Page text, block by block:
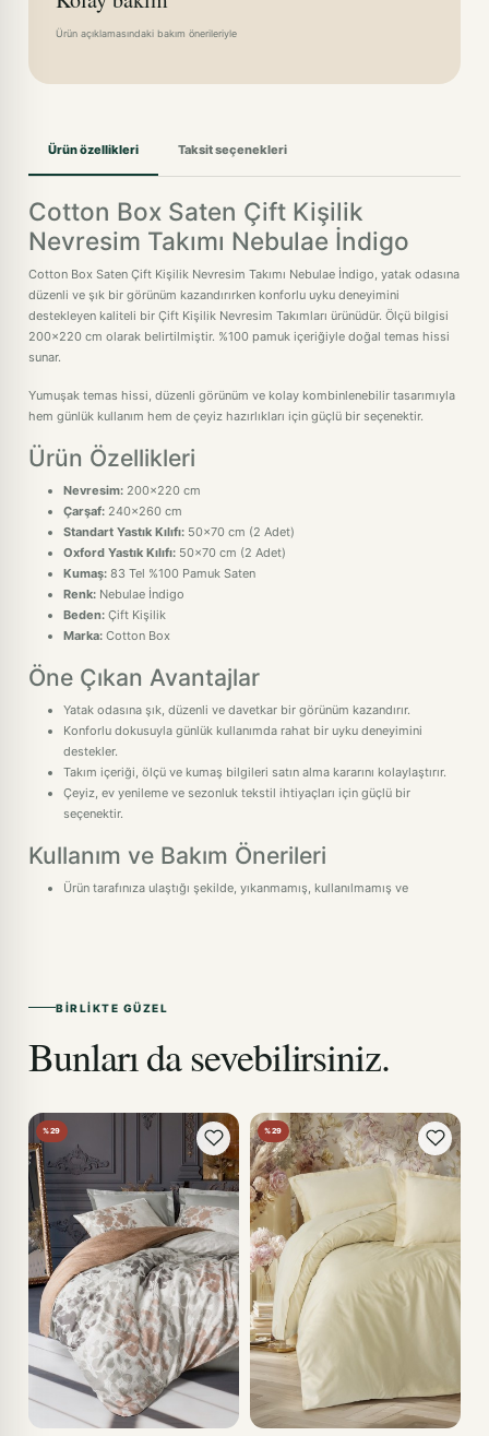
Ürün açıklamasındaki bakım önerileriyle
Ürün özellikleri Taksit seçenekleri
Cotton Box Saten Çift Kişilik
Nevresim Takımı Nebulae İndigo
Cotton Box Saten Çift Kişilik Nevresim Takımı Nebulae İndigo, yatak odasına
düzenli ve şık bir görünüm kazandırırken konforlu uyku deneyimini
destekleyen kaliteli bir Çift Kişilik Nevresim Takımları ürünüdür. Ölçü bilgisi
200x220 cm olarak belirtilmiştir. %100 pamuk içeriğiyle doğal temas hissi
sunar.
Yumuşak temas hissi, düzenli görünüm ve kolay kombinlenebilir tasarımıyla
hem günlük kullanım hem de çeyiz hazırlıkları için güçlü bir seçenektir.
Ürün Özellikleri
Nevresim: 200x220 cm
Çarşaf: 240x260 cm
Standart Yastık Kılıfı: 50x70 cm (2 Adet)
Oxford Yastık Kılıfı: 50x70 cm (2 Adet)
Kumaş: 83 Tel %100 Pamuk Saten
Renk: Nebulae İndigo
Beden: Çift Kişilik
Marka: Cotton Box
Öne Çıkan Avantajlar
Yatak odasına şık, düzenli ve davetkar bir görünüm kazandırır.
Konforlu dokusuyla günlük kullanımda rahat bir uyku deneyimini
destekler.
Takım içeriği, ölçü ve kumaş bilgileri satın alma kararını kolaylaştırır.
Çeyiz, ev yenileme ve sezonluk tekstil ihtiyaçları için güçlü bir
seçenektir.
Kullanım ve Bakım Önerileri
Ürün tarafınıza ulaştığı şekilde, yıkanmamış, kullanılmamış ve
BIRLIKTE GÜZEL
Bunları da sevebilirsiniz.
%29 %29